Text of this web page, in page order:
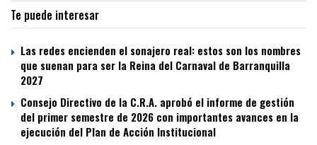
Te puede interesar
Las redes encienden el sonajero real: estos son los nombres
que suenan para ser la Reina del Carnaval de Barranquilla
2027
Consejo Directivo de la C.R.A. aprobó el informe de gestión
del primer semestre de 2026 con importantes avances en la
ejecución del Plan de Acción Institucional